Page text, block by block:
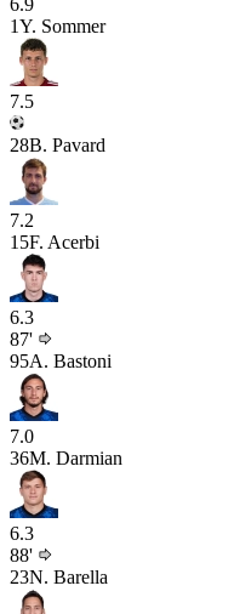
6.9
1Y. Sommer
7.5
28B. Pavard
7.2
15F. Acerbi
6.3
87'
95A. Bastoni
7.0
36M. Darmian
6.3
88'
23N. Barella